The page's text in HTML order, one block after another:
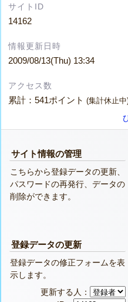
サイトID
14162
情報更新日時
2009/08/13(Thu) 13:34
アクセス数
累計：541ポイント(集計休止中
サイト情報の管理
こちらから登録データの更新、
パスワードの再発行、データの
削除ができます。
登録データの更新
登録データの修正フォームを表
示します。
更新する人：